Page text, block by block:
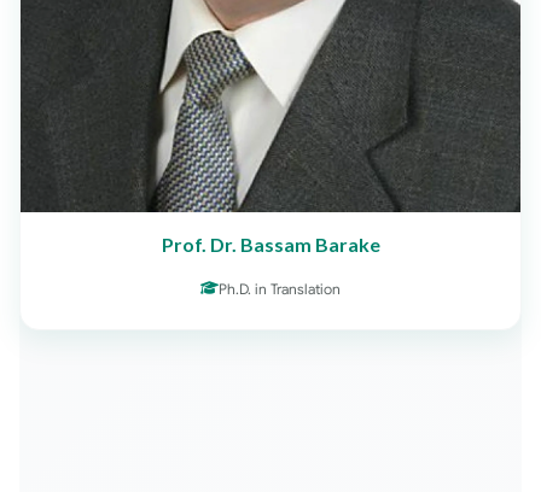
Prof. Dr. Bassam Barake
Ph.D. in Translation